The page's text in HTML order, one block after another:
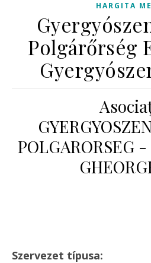
HARGITA
Polgárőrség
POLGARORSEG
Szervezet típusa: